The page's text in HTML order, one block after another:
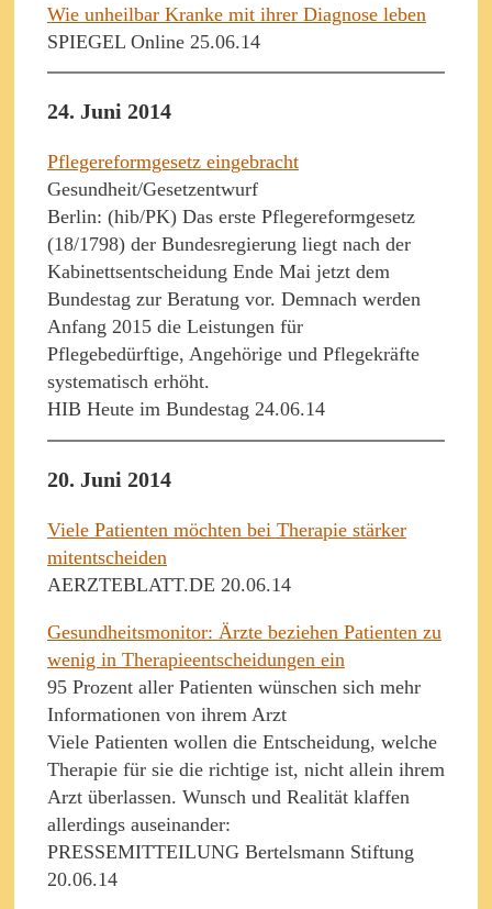
Wie unheilbar Kranke mit ihrer Diagnose leben
SPIEGEL Online 25.06.14
24. Juni 2014
Pflegereformgesetz eingebracht
Gesundheit/Gesetzentwurf
Berlin: (hib/PK) Das erste Pflegereformgesetz
(18/1798) der Bundesregierung liegt nach der
Kabinettsentscheidung Ende Mai jetzt dem
Bundestag zur Beratung vor. Demnach werden
Anfang 2015 die Leistungen für
Pflegebedürftige, Angehörige und Pflegekräfte
systematisch erhöht.
HIB Heute im Bundestag 24.06.14
20. Juni 2014
Viele Patienten möchten bei Therapie stärker
mitentscheiden
AERZTEBLATT.DE 20.06.14
Gesundheitsmonitor: Ärzte beziehen Patienten zu
wenig in Therapieentscheidungen ein
95 Prozent aller Patienten wünschen sich mehr
Informationen von ihrem Arzt
Viele Patienten wollen die Entscheidung, welche
Therapie für sie die richtige ist, nicht allein ihrem
Arzt überlassen. Wunsch und Realität klaffen
allerdings auseinander:
PRESSEMITTEILUNG Bertelsmann Stiftung
20.06.14